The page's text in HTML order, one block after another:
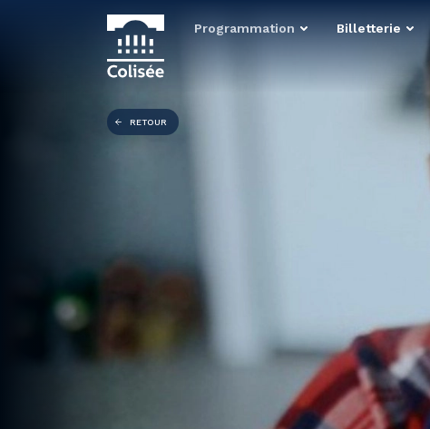
Programmation Billetterie
RETOUR